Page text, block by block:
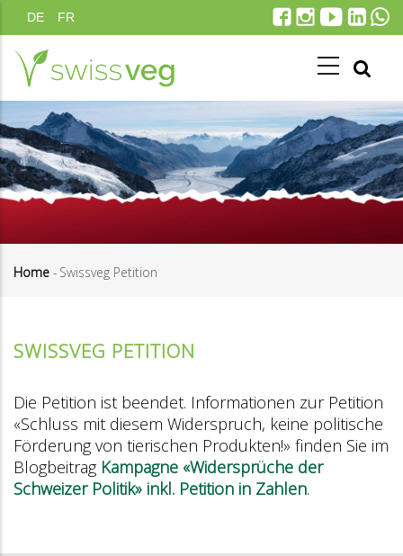
Direkt
zum
Inhalt
DE FR
Home - Swissveg Petition
SWISSVEG PETITION
Die Petition ist beendet. Informationen zur Petition
«Schluss mit diesem Widerspruch, keine politische
Förderung von tierischen Produkten!» finden Sie im
Blogbeitrag Kampagne «Widersprüche der
Schweizer Politik» inkl. Petition in Zahlen.